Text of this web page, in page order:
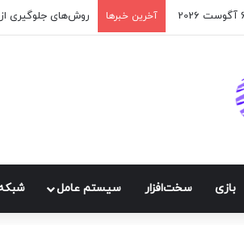
آخرین خبرها
بازی سخت‌افزار سيستم عامل